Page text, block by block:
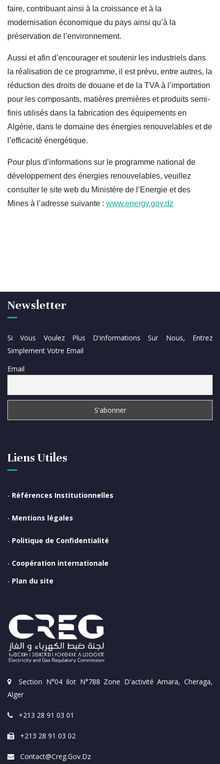
faire, contribuant ainsi à la croissance et à la
modernisation économique du pays ainsi qu’à la
préservation de l’environnement.
Aussi et afin d’encourager et soutenir les industriels dans
la réalisation de ce programme, il est prévu, entre autres, la
réduction des droits de douane et de la TVA à l’importation
pour les composants, matières premières et produits semi-
finis utilisés dans la fabrication des équipements en
Algérie, dans le domaine des énergies renouvelables et de
l’efficacité énergétique.
Pour plus d’informations sur le programme national de
développement des énergies renouvelables, veuillez
consulter le site web du Ministère de l’Energie et des
Mines à l’adresse suivante : www.energy.gov.dz
Section N°04 Ilot N°788 Zone D'activité Amara, Cheraga,
Alger
+213 28 91 03 01
+213 28 91 03 02
Contact@creg.gov.dz
Liens Utiles
- Références Institutionnelles
- Mentions légales
- Politique de Confidentialité
- Coopération internationale
- Plan du site
Newsletter
Si Vous Voulez Plus D'informations Sur Nous, Entrez
Simplement Votre Email
Email